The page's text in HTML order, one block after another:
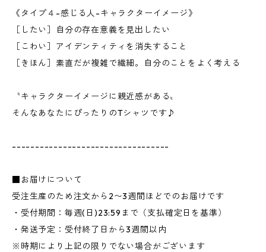
《タイプ４-感じる人-キャラクターイメージ》
［したい］自分の存在意義を見出したい
［こわい］アイデンティティを消失すること
［きほん］素直だが複雑で繊細。自分のことをよく考える
〝キャラクターイメージに親近感がある〟
そんなあなたにぴったりのTシャツです♪
----------------------------------
■お届けについて
受注生産のため注文から2〜3週間ほどでのお届けです
・受付期間：毎週(日)23:59まで（支払確定日を基準）
・発送予定：受付終了日から3週間以内
※時期により上記の限りでない場合がございます